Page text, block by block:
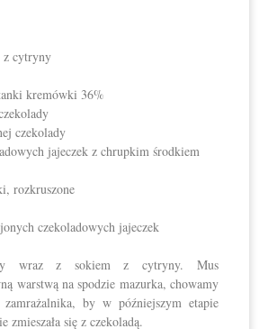
z cytryny
kremówki 36%
czekolady
jajeczek z chrupkim środkiem
rozkruszone
czekoladowych jajeczek
wraz z sokiem z cytryny. Mus
warstwą na spodzie mazurka, chowamy
by w późniejszym etapie
zmieszała się z czekoladą.